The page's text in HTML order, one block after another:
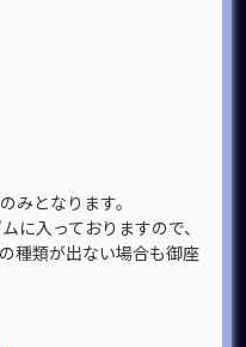
みとなります。
に入っておりますので、
種類が出ない場合も御座